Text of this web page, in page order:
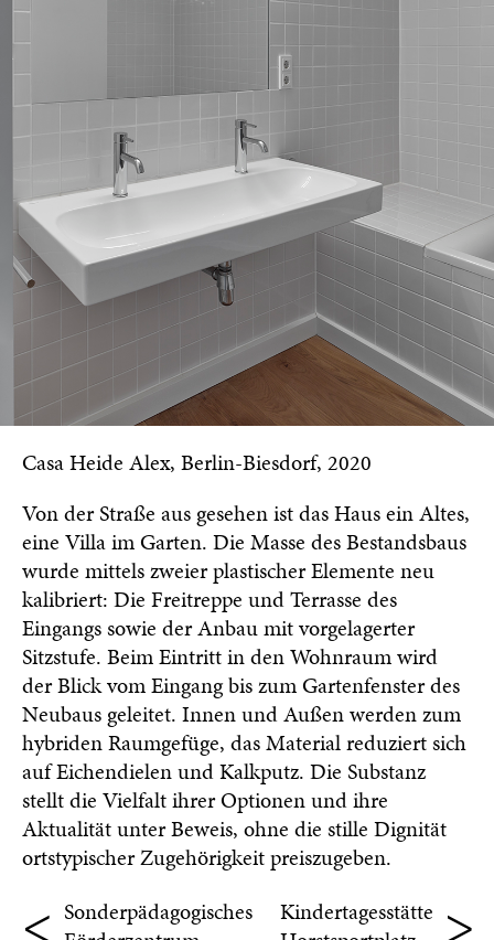
Casa Heide Alex, Berlin-Biesdorf, 2020
Von der Straße aus gesehen ist das Haus ein Altes,
eine Villa im Garten. Die Masse des Bestandsbaus
wurde mittels zweier plastischer Elemente neu
kalibriert: Die Freitreppe und Terrasse des
Eingangs sowie der Anbau mit vorgelagerter
Sitzstufe. Beim Eintritt in den Wohnraum wird
der Blick vom Eingang bis zum Gartenfenster des
Neubaus geleitet. Innen und Außen werden zum
hybriden Raumgefüge, das Material reduziert sich
auf Eichendielen und Kalkputz. Die Substanz
stellt die Vielfalt ihrer Optionen und ihre
Aktualität unter Beweis, ohne die stille Dignität
ortstypischer Zugehörigkeit preiszugeben.
< Sonderpädagogisches
Kindertagesstätte >